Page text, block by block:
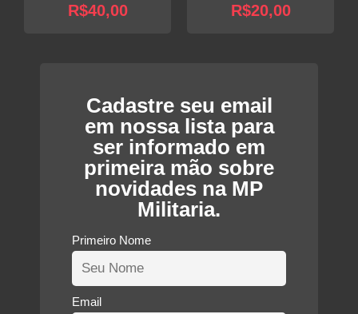
R$40,00 R$20,00
Cadastre seu email
em nossa lista para
ser informado em
primeira mão sobre
novidades na MP
Militaria.
Primeiro Nome
Email